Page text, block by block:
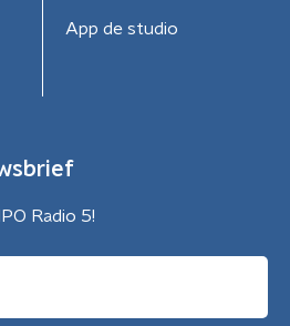
App de studio
Radio 5!